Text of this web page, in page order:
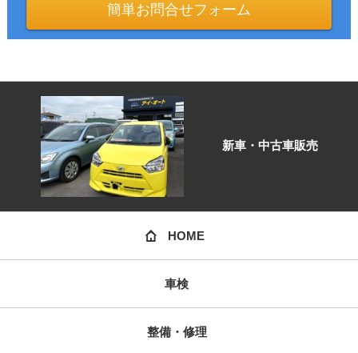
簡単お問合せフォーム
新車・中古車販売
HOME
車検
整備・修理